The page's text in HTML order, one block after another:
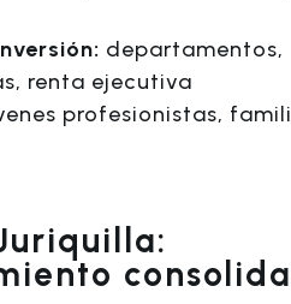
departamentos,
renta ejecutiva
profesionistas,